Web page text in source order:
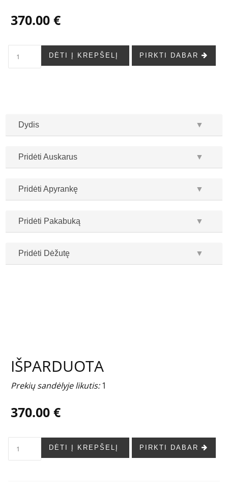
370.00 €
DĖTI Į KREPŠELĮ PIRKTI DABAR
Dydis ▼
Pridėti Auskarus ▼
Pridėti Apyrankę ▼
Pridėti Pakabuką ▼
Pridėti Dėžutę ▼
IŠPARDUOTA
Prekių sandėlyje likutis:1
370.00 €
DĖTI Į KREPŠELĮ PIRKTI DABAR